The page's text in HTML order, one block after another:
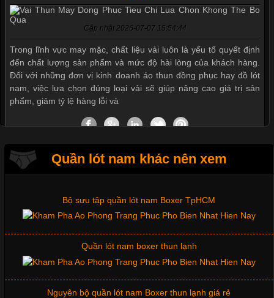
Cập nhật 2026-07-07 15:54:44
Trong lĩnh vực may mặc, chất liệu vải luôn là yếu tố quyết định
đến chất lượng sản phẩm và mức độ hài lòng của khách hàng.
Đối với những đơn vị kinh doanh áo thun đồng phục hay đồ lót
nam, việc lựa chọn đúng loại vải sẽ giúp nâng cao giá trị sản
phẩm, giảm tỷ lệ hàng lỗi và
Tìm Hiểu Các Kiểu Cổ Áo Thun Được Ưa Chuộng Trong
Cập nhật 2026-06-01 16:20:50
Bên cạnh chất liệu và kiểu dáng, phần cổ áo cũng là yếu tố
quan trọng tạo nên phong cách riêng cho từng sản phẩm. Mỗi
loại cổ áo sẽ mang đến một vẻ đẹp khác
Quần lót nam khác nên xem
Giặt và bảo quản quần lót nam đúng cách
Mẫu quần lót nam giá rẻ sốt hè 2017
Những mẩu quần lót nam thông dụng hiện nay
Bộ sưu tập quần lót nam Boxer TpHCM
Quần lót nam boxer thun lạnh
Nguyên bộ quần lót nam Boxer thun lạnh giá rẻ
Dễ chịu hơn với quần lót nam giá rẻ vải Cotton 4 chiều